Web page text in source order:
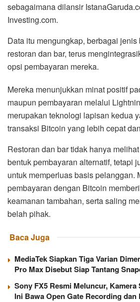
sebagaimana dilansir
Investing.com.
Data itu mengungkap, berbagai
restoran dan bar, terus
opsi pembayaran mereka.
Mereka menunjukkan minat positif
maupun pembayaran melalui
merupakan teknologi lapisan kedua
transaksi Bitcoin yang lebih cepat
Restoran dan bar tidak hanya
bentuk pembayaran alternatif, tetapi
untuk memperluas basis pelanggan.
pembayaran dengan Bitcoin
keamanan tambahan, serta saling
belah pihak.
Baca Juga
MediaTek Siapkan Tiga Varian
Pro Max Disebut Siap Tantang
Sony FX5 Resmi Meluncur, Kamera
Ini Bawa Open Gate Recording dan